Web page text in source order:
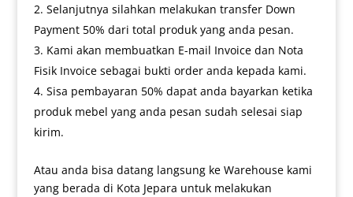
Selanjutnya silahkan melakukan transfer Down
Payment 50% dari total produk yang anda pesan.
Kami akan membuatkan E-mail Invoice dan Nota
Fisik Invoice sebagai bukti order anda kepada kami.
Sisa pembayaran 50% dapat anda bayarkan ketika
produk mebel yang anda pesan sudah selesai siap
kirim.
Atau anda bisa datang langsung ke Warehouse kami
yang berada di Kota Jepara untuk melakukan